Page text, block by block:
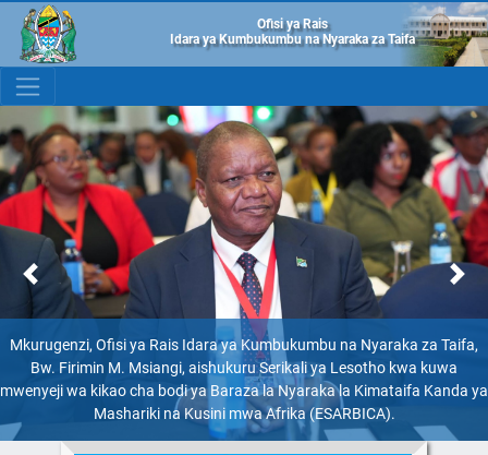
Ofisi ya Rais
Idara ya Kumbukumbu na Nyaraka za Taifa
Mkurugenzi, Ofisi ya Rais Idara ya Kumbukumbu na Nyaraka za Taifa,
Bw. Firimin M. Msiangi, aishukuru Serikali ya Lesotho kwa kuwa
mwenyeji wa kikao cha bodi ya Baraza la Nyaraka la Kimataifa Kanda ya
Mashariki na Kusini mwa Afrika (ESARBICA).
Mkurugenzi, Ofisi ya Rais, Idara ya Kumbukumbu na Nyaraka za Taifa,
Bw. Firimin M. Msiangi (wa sita kutoka kulia), akiwa katika picha ya
pamoja na Wajumbe wa Bodi ya ESARBICA, ambao ni Wakurugenzi wa
Taasisi za Nyaraka za Nchi wanachama.
Previous Next